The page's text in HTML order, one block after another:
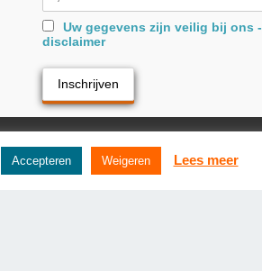
Uw gegevens zijn veilig bij ons -
disclaimer
Accepteren Weigeren Lees meer